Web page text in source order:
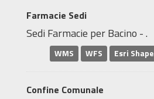
Farmacie Sedi
Sedi Farmacie per Bacino - .
WMS WFS Esri Shape
Confine Comunale